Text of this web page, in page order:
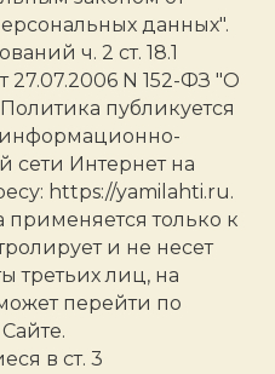
данных".
ч. 2 ст. 18.1
27.07.2006 N 152-ФЗ "О
публикуется
информационно-
сети Интернет на
https://yamilahti.ru.
применяется только к
и не несет
третьих лиц, на
перейти по
в ст. 3